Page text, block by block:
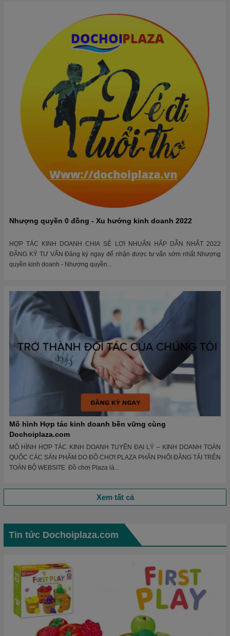
Nhượng quyền 0 đồng - Xu hướng kinh doanh 2022
HỢP TÁC KINH DOANH CHIA SẺ LỢI NHUẬN HẤP DẪN NHẤT 2022
ĐĂNG KÝ TƯ VẤN Đăng ký ngay để nhận được tư vấn sớm nhất Nhượng
quyền kinh doanh - Nhượng quyền...
Mô hình Hợp tác kinh doanh bền vững cùng
Dochoiplaza.com
MÔ HÌNH HỢP TÁC KINH DOANH TUYỂN ĐẠI LÝ – KINH DOANH TOÀN
QUỐC CÁC SẢN PHẨM DO ĐỒ CHƠI PLAZA PHÂN PHỐI ĐĂNG TẢI TRÊN
TOÀN BỘ WEBSITE Đồ chơi Plaza là...
Xem tất cả
Tin tức Dochoiplaza.com